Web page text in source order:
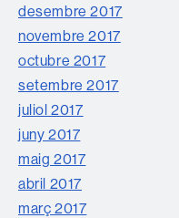
desembre 2017
novembre 2017
octubre 2017
setembre 2017
juliol 2017
juny 2017
maig 2017
abril 2017
març 2017